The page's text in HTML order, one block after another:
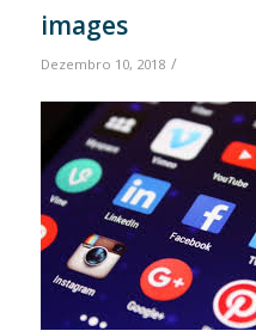
images
Dezembro 10, 2018 /